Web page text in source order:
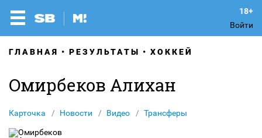
Войти
ГЛАВНАЯ РЕЗУЛЬТАТЫ ХОККЕЙ
Омирбеков Алихан
Карточка Новости Видео Трансферы